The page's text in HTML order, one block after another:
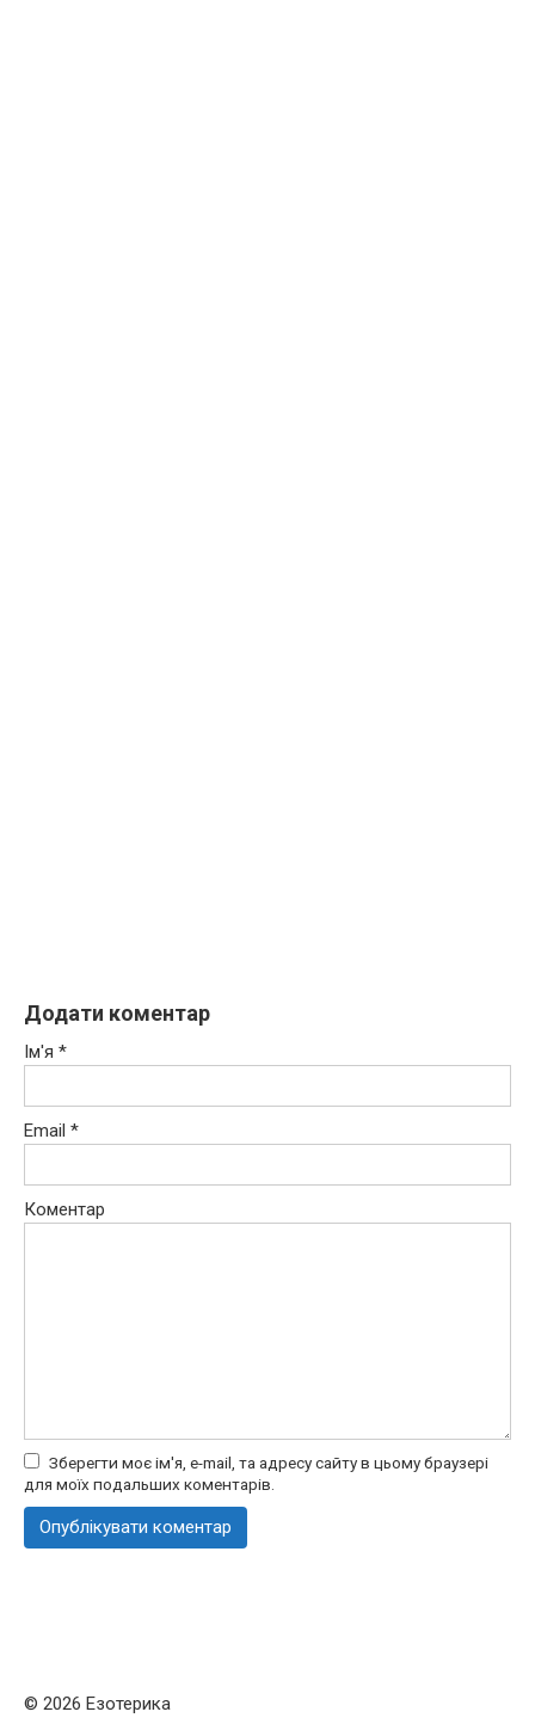
Додати коментар
Ім'я *
Email *
Коментар
Зберегти моє ім'я, e-mail, та адресу сайту в цьому браузері
для моїх подальших коментарів.
© 2026 Езотерика